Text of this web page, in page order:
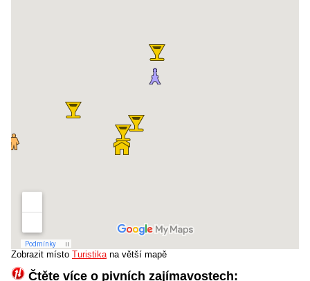
Zobrazit místo Turistika na větší mapě
Čtěte více o pivních zajímavostech: